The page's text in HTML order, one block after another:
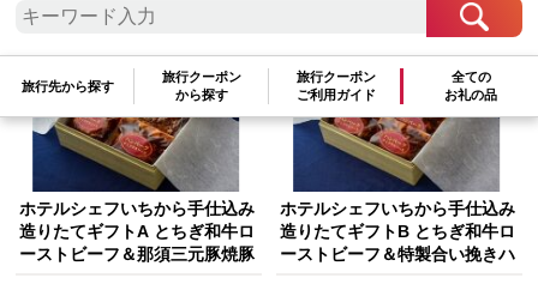
旅行先から探す
旅行クーポン
から探す
旅行クーポン
ご利用ガイド
全ての
お礼の品
参考寄附額順
ホテルシェフいちから手仕込み
造りたてギフトA とちぎ和牛ロ
ーストビーフ＆那須三元豚焼豚
ホテルシェフいちから手仕込み
造りたてギフトB とちぎ和牛ロ
ーストビーフ＆特製合い挽きハ